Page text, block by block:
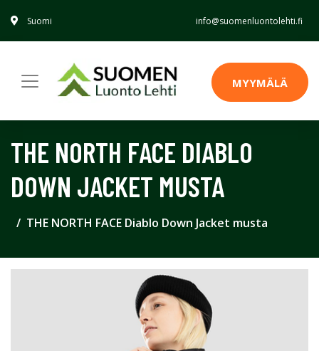
Suomi info@suomenluontolehti.fi
MYYMÄLÄ
THE NORTH FACE DIABLO
DOWN JACKET MUSTA
THE NORTH FACE Diablo Down Jacket musta